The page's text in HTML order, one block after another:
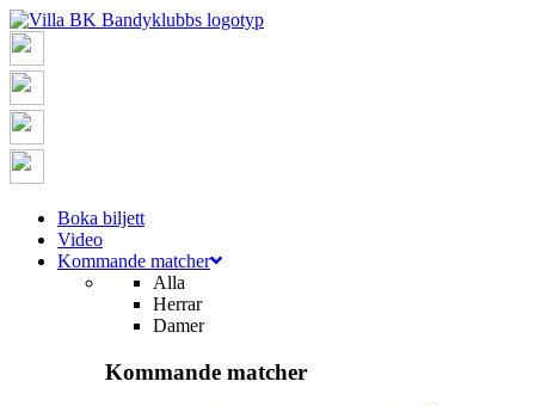
Boka biljett
Video
Kommande matcher
Alla
Herrar
Damer
Kommande matcher